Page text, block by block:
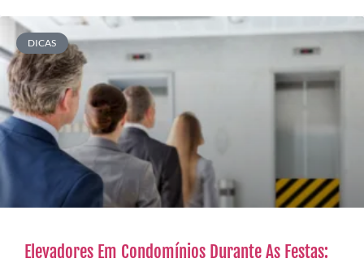
DICAS
Elevadores Em Condomínios Durante As Festas: